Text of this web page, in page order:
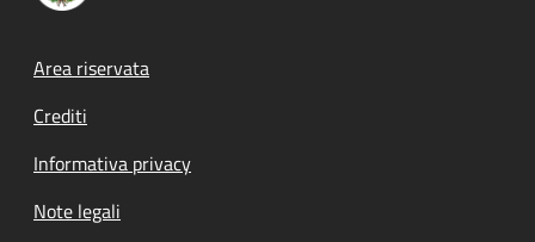
Footer menu
Area riservata
Crediti
Informativa privacy
Note legali